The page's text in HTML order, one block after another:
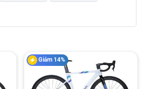
Giảm 14%